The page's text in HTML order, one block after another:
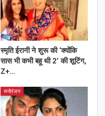
स्मृति ईरानी ने शुरू की ‘क्योंकि
सास भी कभी बहू थी 2’ की शूटिंग,
Z+…
मनोरंजन